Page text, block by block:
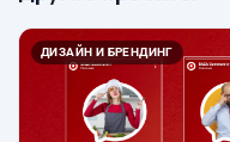
ДИЗАЙН И БРЕНДИНГ